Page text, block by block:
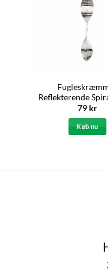
Reflekterende
79 kr
Køb nu